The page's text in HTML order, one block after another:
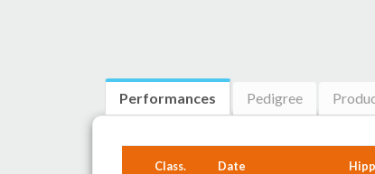
Performances Pedigree
Class. Date